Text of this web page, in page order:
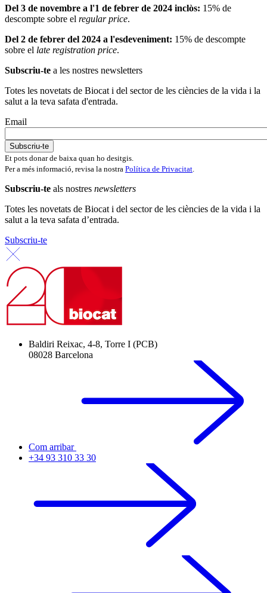
Del 3 de novembre a l'1 de febrer de 2024 inclòs: 15% de
descompte sobre el regular price.
Del 2 de febrer del 2024 a l'esdeveniment: 15% de descompte
sobre el late registration price.
Subscriu-te a les nostres newsletters
Totes les novetats de Biocat i del sector de les ciències de la vida i la
salut a la teva safata d'entrada.
Email
Et pots donar de baixa quan ho desitgis.
Per a més informació, revisa la nostra Política de Privacitat
Subscriu-te als nostres newsletters
Totes les novetats de Biocat i del sector de les ciències de la vida i la
salut a la teva safata d’entrada.
Subscriu-te
Baldiri Reixac, 4-8, Torre I (PCB)
08028 Barcelona
Com arribar
+34 93 310 33 30